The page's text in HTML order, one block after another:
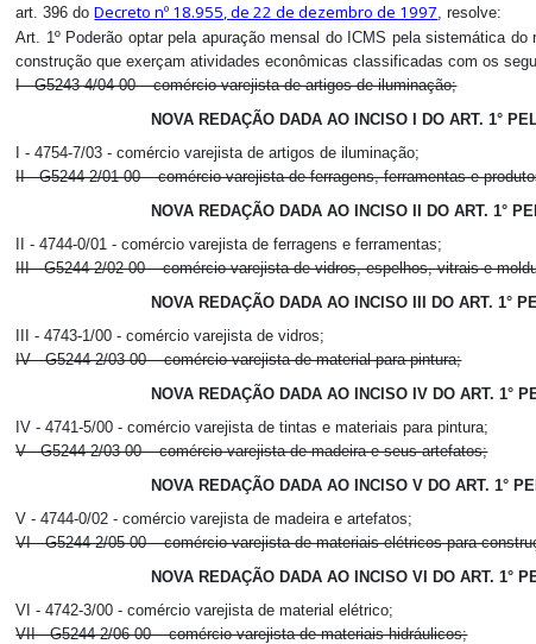
art. 396 doDecreto nº 18.955, de 22 de dezembro de 1997, resolve:
Art. 1º Poderão optar pela apuração mensal do ICMS pela sistemática
construção que exerçam atividades econômicas classificadas com os
I - G5243-4/04-00 – comércio varejista de artigos de iluminação;
NOVA REDAÇÃO DADA AO INCISO I DO ART. 1°
I - 4754-7/03 - comércio varejista de artigos de iluminação;
II - G5244-2/01-00 – comércio varejista de ferragens, ferramentas e
NOVA REDAÇÃO DADA AO INCISO II DO ART. 1°
II - 4744-0/01 - comércio varejista de ferragens e ferramentas;
III - G5244-2/02-00 – comércio varejista de vidros, espelhos, vitrais e
NOVA REDAÇÃO DADA AO INCISO III DO ART. 1°
III - 4743-1/00 - comércio varejista de vidros;
IV - G5244-2/03-00 – comércio varejista de material para pintura;
NOVA REDAÇÃO DADA AO INCISO IV DO ART. 1°
IV - 4741-5/00 - comércio varejista de tintas e materiais para pintura;
V - G5244-2/03-00 – comércio varejista de madeira e seus artefatos;
NOVA REDAÇÃO DADA AO INCISO V DO ART. 1°
V - 4744-0/02 - comércio varejista de madeira e artefatos;
VI - G5244-2/05-00 – comércio varejista de materiais elétricos para
NOVA REDAÇÃO DADA AO INCISO VI DO ART. 1°
VI - 4742-3/00 - comércio varejista de material elétrico;
VII - G5244-2/06-00 – comércio varejista de materiais hidráulicos;